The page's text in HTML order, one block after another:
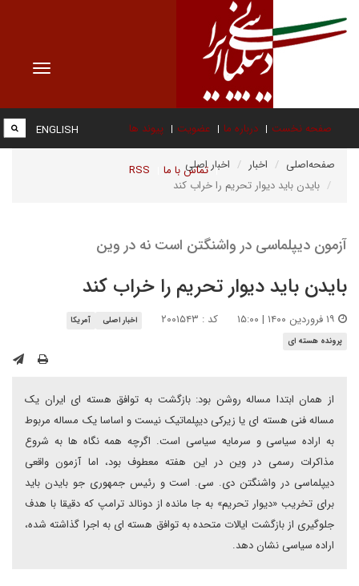
Toggle
صفحه نخست درباره ما عضویت پیوند ها
تماس با ما RSS
ENGLISH
صفحه‌اصلی اخبار
اخبار اصلی
بایدن باید دیوار تحریم را خراب کند
آزمون دیپلماسی در واشنگتن است نه در وین
بایدن باید دیوار تحریم را خراب کند
کد : ۲۰۰۱۵۴۳ اخبار اصلی
آمریکا
پرونده هسته ای
از همان ابتدا مساله روشن بود: بازگشت به توافق هسته ای ایران یک
مساله فنی هسته ای یا زیرکی دیپلماتیک نیست و اساسا یک مساله مربوط
به اراده سیاسی و سرمایه سیاسی است. اگرچه همه نگاه ها به شروع
مذاکرات رسمی در وین در این هفته معطوف بود، اما آزمون واقعی
دیپلماسی در واشنگتن دی. سی. است و رئیس جمهوری جو بایدن باید
برای تخریب «دیوار تحریم» به جا مانده از دونالد ترامپ که دقیقا با هدف
جلوگیری از بازگشت ایالات متحده به توافق هسته ای به اجرا گذاشته شده،
اراده سیاسی نشان دهد.